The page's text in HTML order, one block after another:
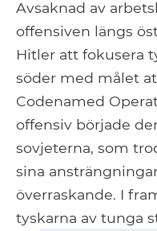
Avsaknad av
offensiven längs
Hitler att fokusera
söder med målet
Codenamed
offensiv började
sovjeterna, som
sina
överraskande. I
tyskarna av tunga